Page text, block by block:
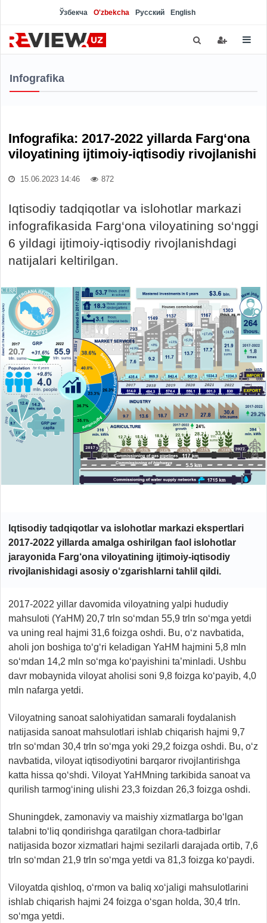
Ўзбекча O'zbekcha Русский English
Infografika
Infografika: 2017-2022 yillarda Farg‘ona
viloyatining ijtimoiy-iqtisodiy rivojlanishi
15.06.2023 14:46 872
Iqtisodiy tadqiqotlar va islohotlar markazi
infografikasida Farg‘ona viloyatining so‘nggi
6 yildagi ijtimoiy-iqtisodiy rivojlanishdagi
natijalari keltirilgan.
Iqtisodiy tadqiqotlar va islohotlar markazi ekspertlari
2017-2022 yillarda amalga oshirilgan faol islohotlar
jarayonida Farg‘ona viloyatining ijtimoiy-iqtisodiy
rivojlanishidagi asosiy o‘zgarishlarni tahlil qildi.
2017-2022 yillar davomida viloyatning yalpi hududiy
mahsuloti (YaHM) 20,7 trln so‘mdan 55,9 trln so‘mga yetdi
va uning real hajmi 31,6 foizga oshdi. Bu, o‘z navbatida,
aholi jon boshiga to‘g‘ri keladigan YaHM hajmini 5,8 mln
so‘mdan 14,2 mln so‘mga ko‘payishini ta’minladi. Ushbu
davr mobaynida viloyat aholisi soni 9,8 foizga ko‘payib, 4,0
mln nafarga yetdi.
Viloyatning sanoat salohiyatidan samarali foydalanish
natijasida sanoat mahsulotlari ishlab chiqarish hajmi 9,7
trln so‘mdan 30,4 trln so‘mga yoki 29,2 foizga oshdi. Bu, o‘z
navbatida, viloyat iqtisodiyotini barqaror rivojlantirishga
katta hissa qo‘shdi. Viloyat YaHMning tarkibida sanoat va
qurilish tarmog‘ining ulishi 23,3 foizdan 26,3 foizga oshdi.
Shuningdek, zamonaviy va maishiy xizmatlarga bo‘lgan
talabni to‘liq qondirishga qaratilgan chora-tadbirlar
natijasida bozor xizmatlari hajmi sezilarli darajada ortib, 7,6
trln so‘mdan 21,9 trln so‘mga yetdi va 81,3 foizga ko‘paydi.
Viloyatda qishloq, o‘rmon va baliq xo‘jaligi mahsulotlarini
ishlab chiqarish hajmi 24 foizga o‘sgan holda, 30,4 trln.
so‘mga yetdi.